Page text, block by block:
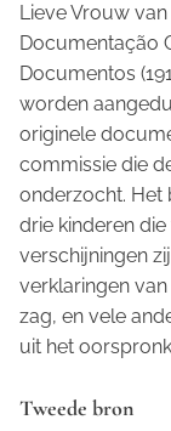
Lieve Vrouw
Documentação
Documentos
worden
originele
commissie die
onderzocht. Het
drie kinderen
verschijningen
verklaringen
zag, en vele
uit het
Tweede bron